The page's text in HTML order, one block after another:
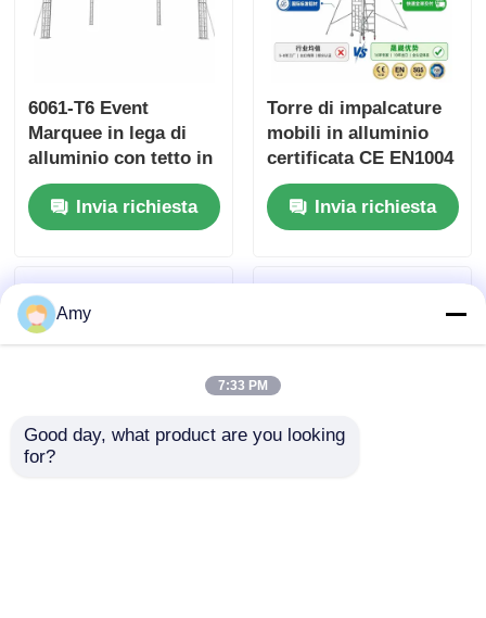
6061-T6 Event
Marquee in lega di
alluminio con tetto in
PVC impermeabile e
design modulare
portatile
Invia richiesta
Torre di impalcature
mobili in alluminio
certificata CE EN1004
con lega di alluminio
6061-T6 e altezza
regolabile da 6 a 12 m
Invia richiesta
Amy
7:33 PM
Good day, what product are you looking
for?